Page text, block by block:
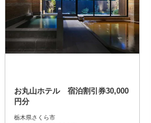
お丸山ホテル 宿泊割引券30,000
円分
栃木県さくら市